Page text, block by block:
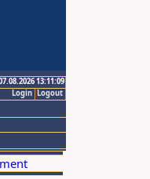
13:11:09
Logout
Login